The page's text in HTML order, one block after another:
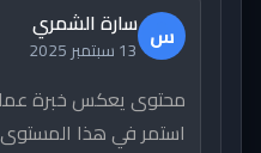
س سارة الشمري
13 سبتمبر 2025
محتوى يعكس خبرة
استمر في هذا المستوى